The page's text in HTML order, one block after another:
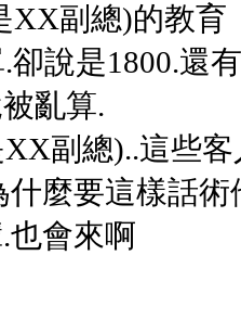
XX副總)的教育
卻說是1800.還
亂算.
副總)..這些
麼要這樣話術
也會來啊